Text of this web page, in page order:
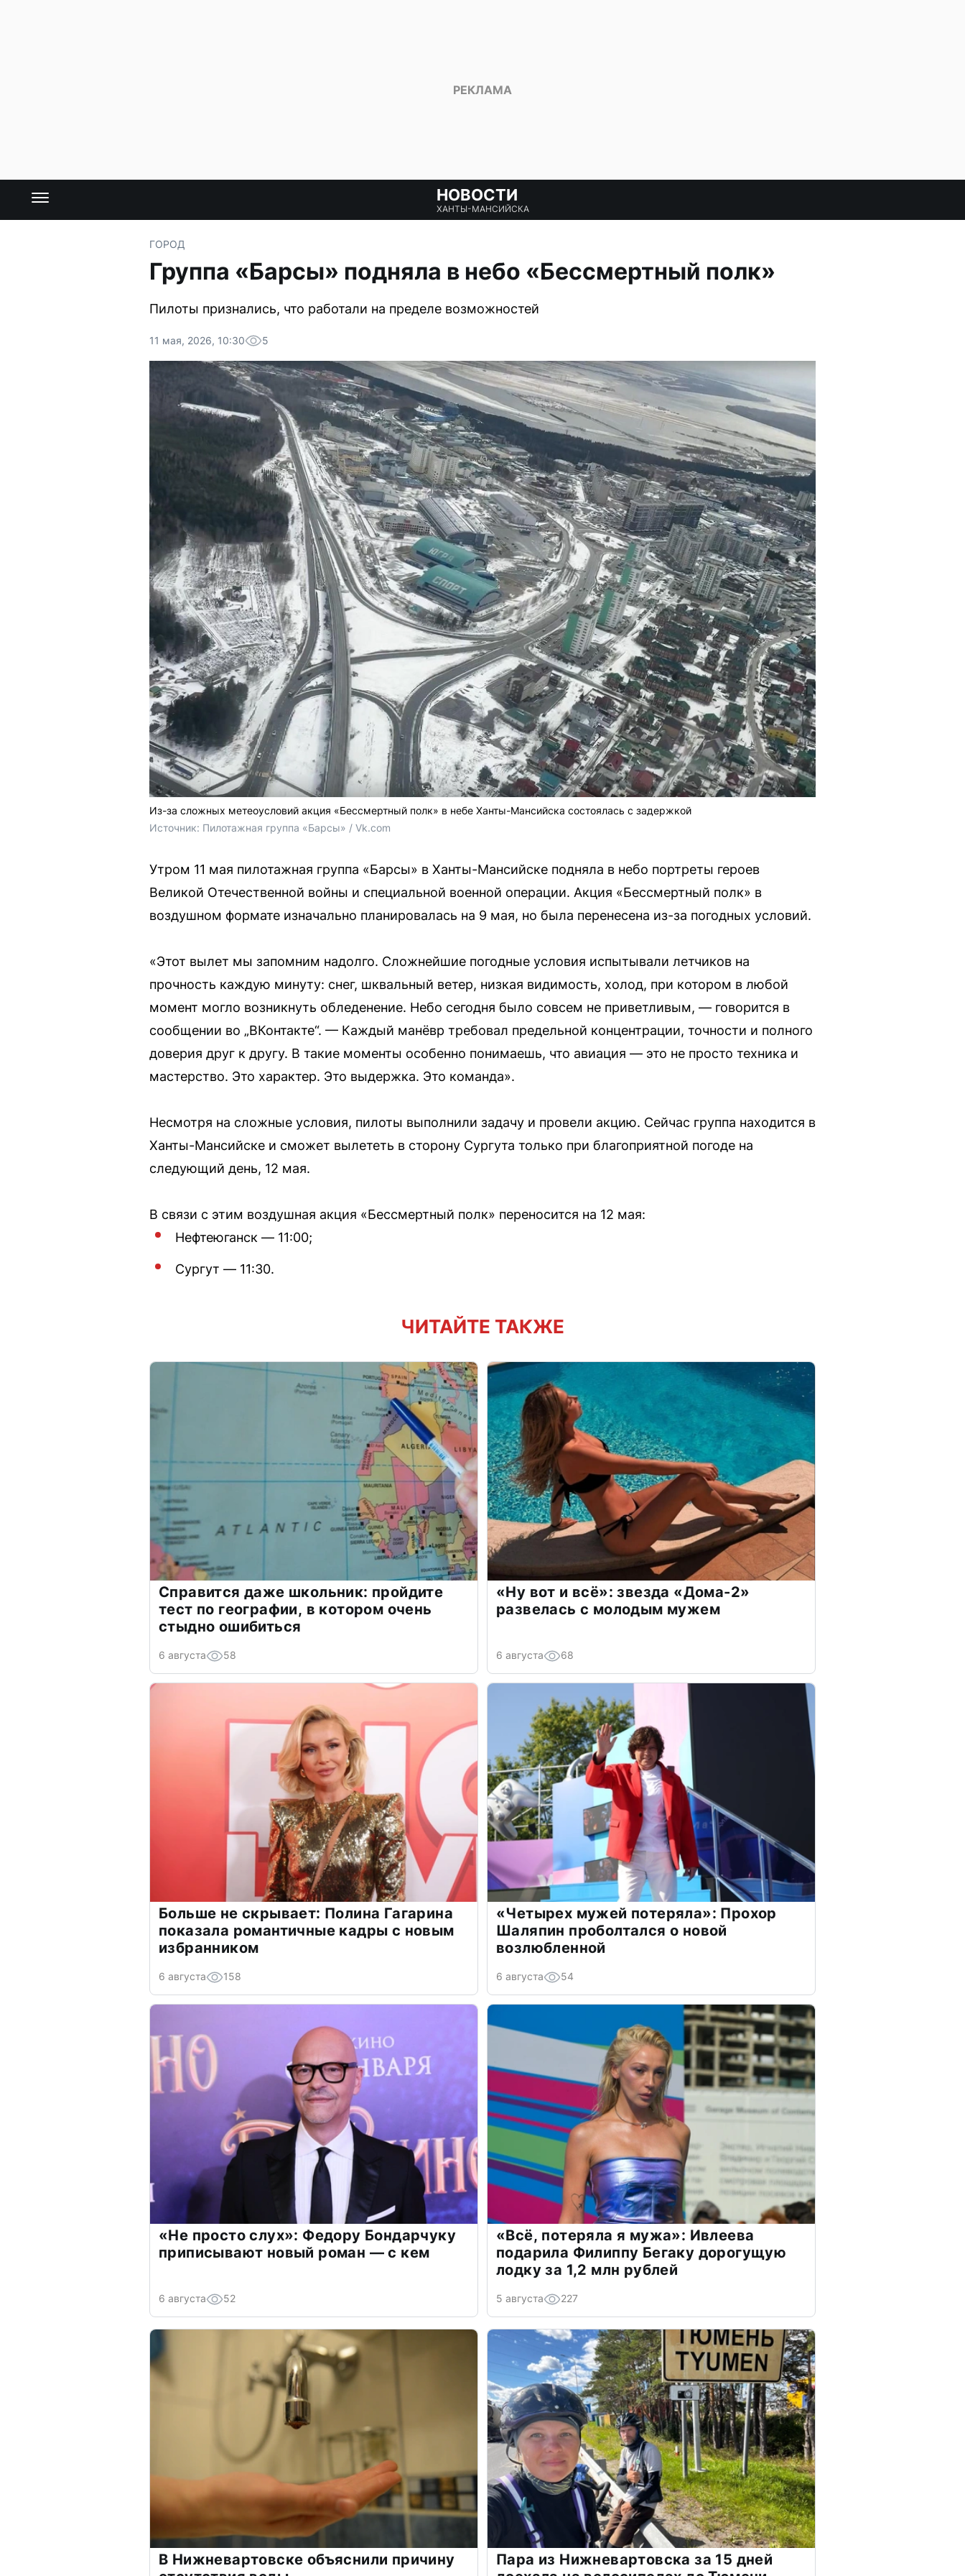
НОВОСТИ
ХАНТЫ-МАНСИЙСКА
ГОРОД
Группа «Барсы» подняла в небо «Бессмертный полк»
Пилоты признались, что работали на пределе возможностей
11 мая, 2026, 10:30 5
Из-за сложных метеоусловий акция «Бессмертный полк» в небе Ханты-Мансийска состоялась с задержкой
Источник: Пилотажная группа «Барсы» / Vk.com
Утром 11 мая пилотажная группа «Барсы» в Ханты-Мансийске подняла в небо портреты героев
Великой Отечественной войны и специальной военной операции. Акция «Бессмертный полк» в
воздушном формате изначально планировалась на 9 мая, но была перенесена из-за погодных условий.
«Этот вылет мы запомним надолго. Сложнейшие погодные условия испытывали летчиков на
прочность каждую минуту: снег, шквальный ветер, низкая видимость, холод, при котором в любой
момент могло возникнуть обледенение. Небо сегодня было совсем не приветливым, — говорится в
сообщении во „ВКонтакте“. — Каждый манёвр требовал предельной концентрации, точности и полного
доверия друг к другу. В такие моменты особенно понимаешь, что авиация — это не просто техника и
мастерство. Это характер. Это выдержка. Это команда».
Несмотря на сложные условия, пилоты выполнили задачу и провели акцию. Сейчас группа находится в
Ханты-Мансийске и сможет вылететь в сторону Сургута только при благоприятной погоде на
следующий день, 12 мая.
В связи с этим воздушная акция «Бессмертный полк» переносится на 12 мая:
Нефтеюганск — 11:00;
Сургут — 11:30.
ЧИТАЙТЕ ТАКЖЕ
Справится даже школьник: пройдите
тест по географии, в котором очень
стыдно ошибиться
6 августа 58
«Ну вот и всё»: звезда «Дома-2»
развелась с молодым мужем
6 августа 68
Больше не скрывает: Полина Гагарина
показала романтичные кадры с новым
избранником
6 августа 158
«Четырех мужей потеряла»: Прохор
Шаляпин проболтался о новой
возлюбленной
6 августа 54
«Не просто слух»: Федору Бондарчуку
приписывают новый роман — с кем
6 августа 52
«Всё, потеряла я мужа»: Ивлеева
подарила Филиппу Бегаку дорогущую
лодку за 1,2 млн рублей
5 августа 227
В Нижневартовске объяснили причину
Пара из Нижневартовска за 15 дней